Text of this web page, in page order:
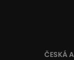
ČESKÁ